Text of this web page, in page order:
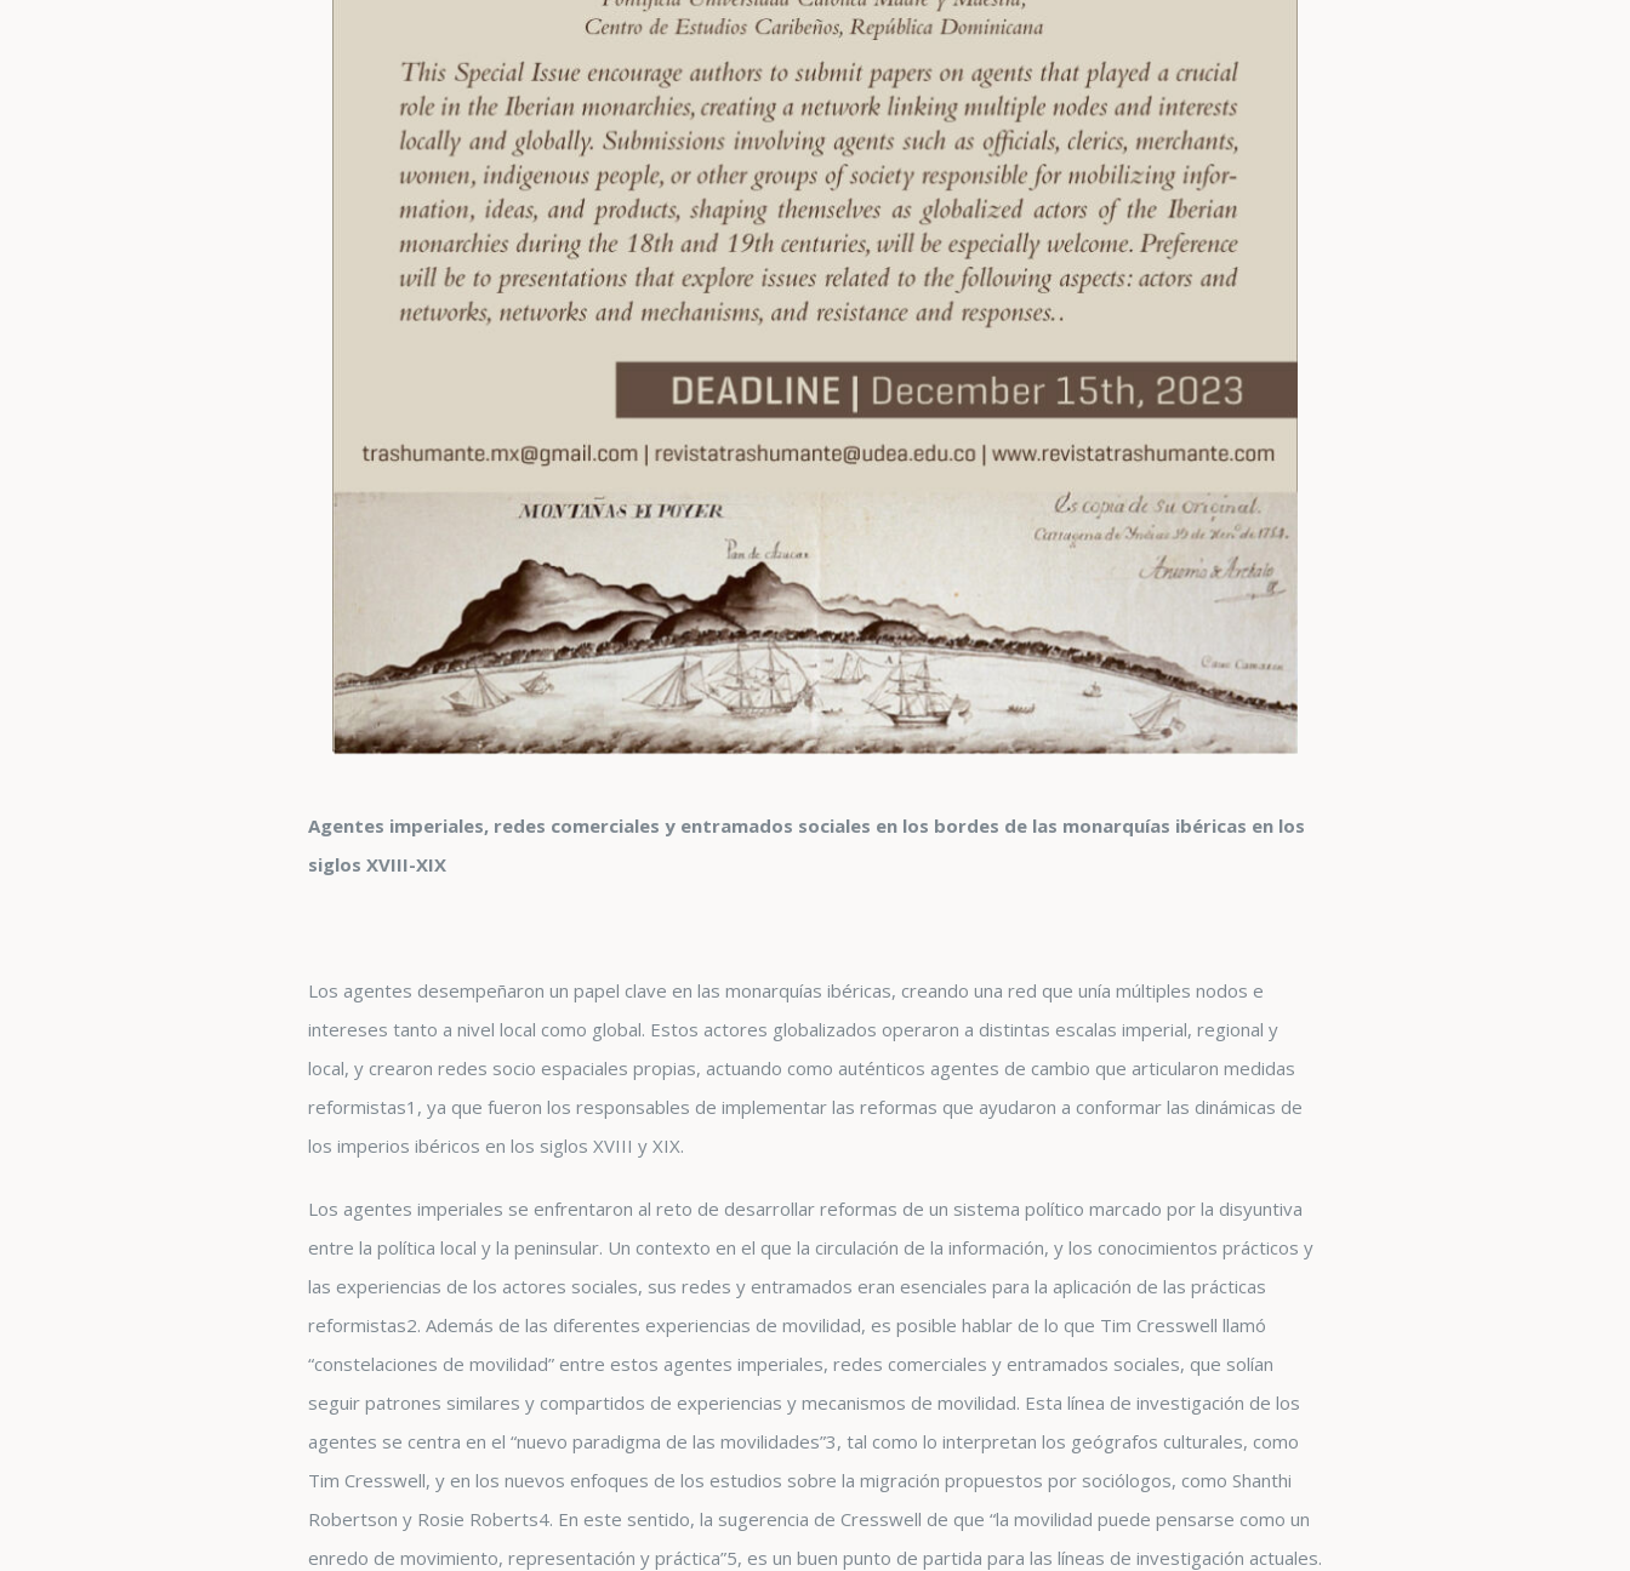
Agentes imperiales, redes comerciales y entramados sociales en los bordes de las monarquías ibéricas en los
siglos XVIII-XIX
Los agentes desempeñaron un papel clave en las monarquías ibéricas, creando una red que unía múltiples nodos e
intereses tanto a nivel local como global. Estos actores globalizados operaron a distintas escalas imperial, regional y
local, y crearon redes socio espaciales propias, actuando como auténticos agentes de cambio que articularon medidas
reformistas1 , ya que fueron los responsables de implementar las reformas que ayudaron a conformar las dinámicas de
los imperios ibéricos en los siglos XVIII y XIX.
Los agentes imperiales se enfrentaron al reto de desarrollar reformas de un sistema político marcado por la disyuntiva
entre la política local y la peninsular. Un contexto en el que la circulación de la información, y los conocimientos prácticos y
las experiencias de los actores sociales, sus redes y entramados eran esenciales para la aplicación de las prácticas
reformistas2. Además de las diferentes experiencias de movilidad, es posible hablar de lo que Tim Cresswell llamó
“constelaciones de movilidad” entre estos agentes imperiales, redes comerciales y entramados sociales, que solían
seguir patrones similares y compartidos de experiencias y mecanismos de movilidad. Esta línea de investigación de los
agentes se centra en el “nuevo paradigma de las movilidades”3, tal como lo interpretan los geógrafos culturales, como
Tim Cresswell, y en los nuevos enfoques de los estudios sobre la migración propuestos por sociólogos, como Shanthi
Robertson y Rosie Roberts4. En este sentido, la sugerencia de Cresswell de que “la movilidad puede pensarse como un
enredo de movimiento, representación y práctica”5, es un buen punto de partida para las líneas de investigación actuales.